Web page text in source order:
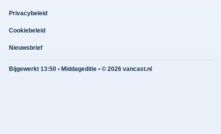
Privacybeleid
Cookiebeleid
Nieuwsbrief
Bijgewerkt 13:50 • Middageditie • © 2026 vancast.nl